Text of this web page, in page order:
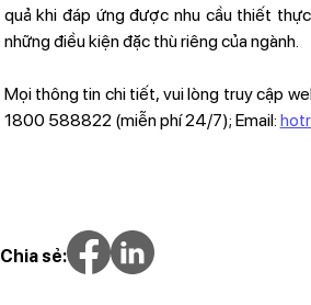
quả khi đáp ứng được nhu cầu thiết
những điều kiện đặc thù riêng của ngành.
Mọi thông tin chi tiết, vui lòng truy cập
1800 588822 (miễn phí 24/7); Email:
Chia sẻ: